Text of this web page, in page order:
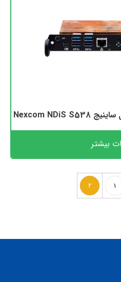
بیشتر
1
2